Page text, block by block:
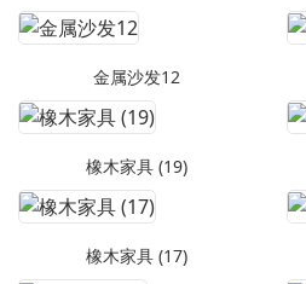
金属沙发12
橡木家具 (19)
橡木家具 (17)